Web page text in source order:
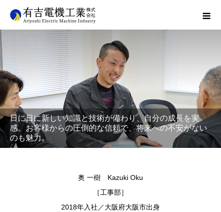
日に日に新しい知識と技術が備わり、自分の成長を実
感。お客様からの圧倒的な信頼で、将来への不安がない
のも魅力。
奥 一樹 Kazuki Oku
［工事部］
2018年入社／大阪府大阪市出身